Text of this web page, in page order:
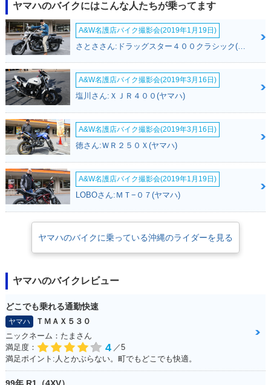
ヤマハのバイクにはこんな人たちが乗ってます
A&W名護店バイク撮影会(2019年1月19日)
A&W名護店バイク撮影会(2019年3月16日)
塩川さん:ＸＪＲ４００(ヤマハ)
A&W名護店バイク撮影会(2019年3月16日)
徳さん:ＷＲ２５０Ｘ(ヤマハ)
A&W名護店バイク撮影会(2019年1月19日)
LOBOさん:ＭＴ−０７(ヤマハ)
ヤマハのバイクに乗っている沖縄のライダーを見る
ヤマハのバイクレビュー
どこでも乗れる通勤快速
ヤマハ
ＴＭＡＸ５３０
ニックネーム：たまさん
満足度：
4 ／5
満足ポイント:人とかぶらない。町でもどこでも快適。
99年 R1（4XV）